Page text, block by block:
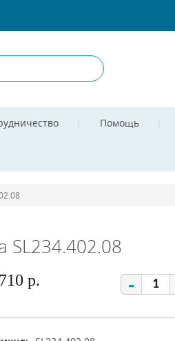
Помощь
SL234.402.08
р. -